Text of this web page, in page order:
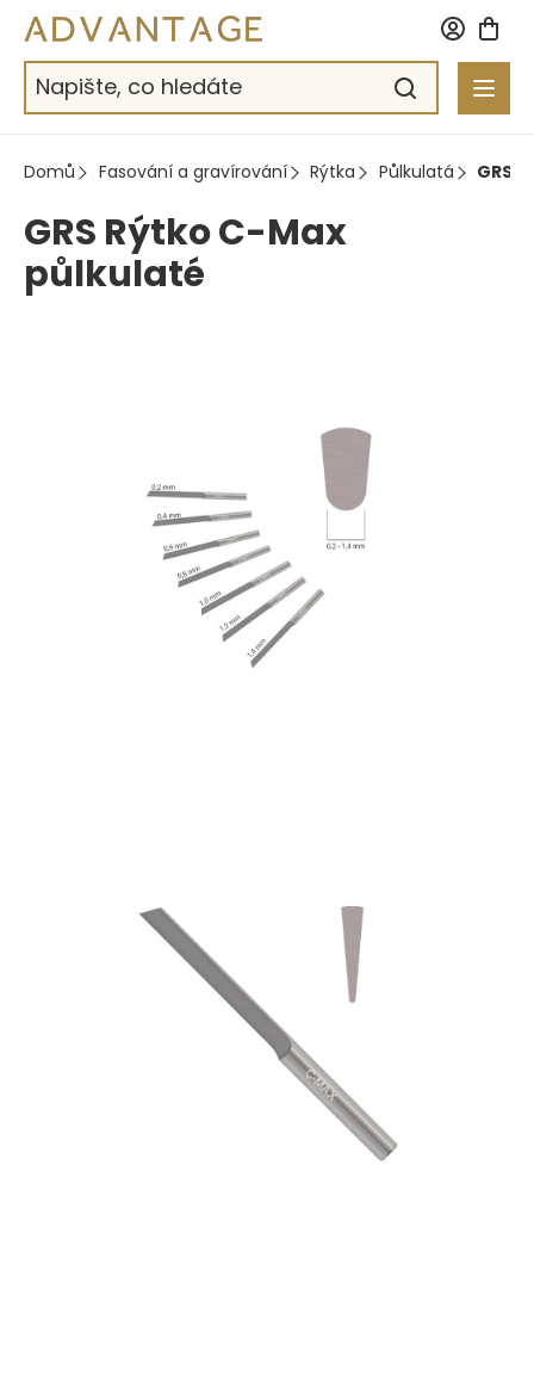
Přejít
obsah
Domů Fasování a gravírování Rýtka Půlkulatá GRS
GRS Rýtko C-Max
půlkulaté